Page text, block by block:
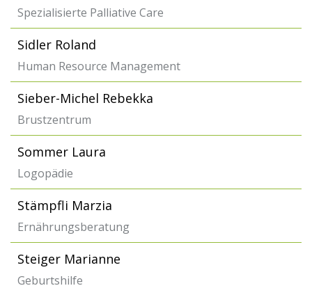
Spezialisierte Palliative Care
Sidler Roland
Human Resource Management
Sieber-Michel Rebekka
Brustzentrum
Sommer Laura
Logopädie
Stämpfli Marzia
Ernährungsberatung
Steiger Marianne
Geburtshilfe